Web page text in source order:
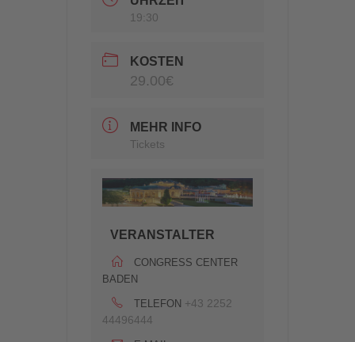
19:30
KOSTEN
29.00€
MEHR INFO
Tickets
VERANSTALTER
CONGRESS CENTER
BADEN
TELEFON +43 2252
44496444